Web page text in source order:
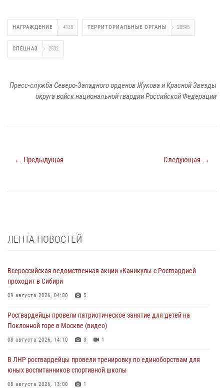
НАГРАЖДЕНИЕ 4135 ТЕРРИТОРИАЛЬНЫЕ ОРГАНЫ 28595
СПЕЦНАЗ 2532
Пресс-служба Северо-Западного орденов Жукова и Красной Звезды
округа войск национальной гвардии Российской Федерации
← Предыдущая Следующая →
ЛЕНТА НОВОСТЕЙ
Всероссийская ведомственная акции «Каникулы с Росгвардией
проходит в Сибири
09 августа 2026, 04:00 5
Росгвардейцы провели патриотическое занятие для детей на
Поклонной горе в Москве (видео)
08 августа 2026, 14:10 3 1
В ЛНР росгвардейцы провели тренировку по единоборствам для
юных воспитанников спортивной школы
08 августа 2026, 13:00 1